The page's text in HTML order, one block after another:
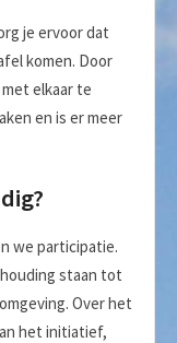
je ervoor dat
komen. Door
elkaar te
en is er meer
we participatie.
staan tot
Over het
het initiatief,